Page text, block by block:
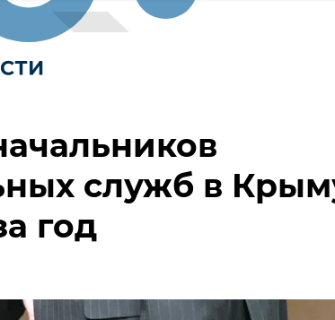
служб в
год